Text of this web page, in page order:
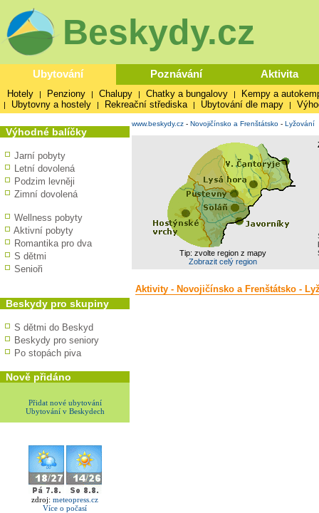
Beskydy.cz
Ubytování Poznávání Aktivita
Hotely | Penziony | Chalupy | Chatky a bungalovy | Kempy a
| Ubytovny a hostely | Rekreační střediska | Ubytování dle mapy |
Výhodné balíčky
Jarní pobyty
Letní dovolená
Podzim levněji
Zimní dovolená
Wellness pobyty
Aktivní pobyty
Romantika pro dva
S dětmi
Senioři
Beskydy pro skupiny
S dětmi do Beskyd
Beskydy pro seniory
Po stopách piva
Nově přidáno
Přidat nové ubytování
Ubytování v Beskydech
zdroj: meteopress.cz
Více o počasí
www.beskydy.cz - Novojičínsko a Frenštátsko - Lyžování
Tip: zvolte region z mapy
Zobrazit celý region
Aktivity - Novojičínsko a Frenštátsko -